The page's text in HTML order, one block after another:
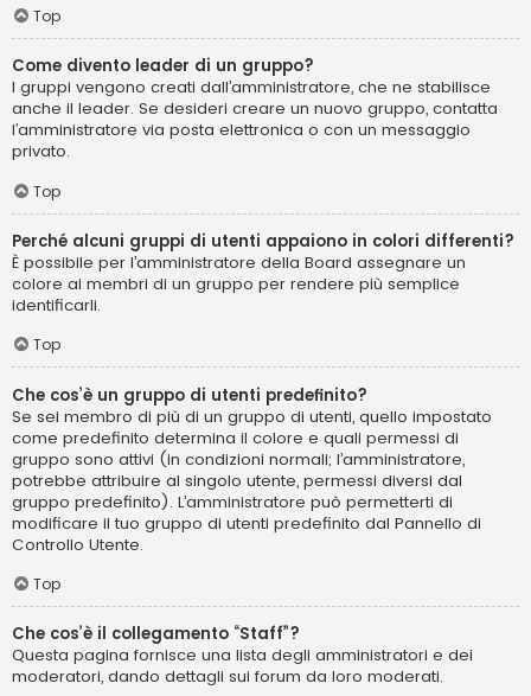
Top
Come divento leader di un gruppo?
I gruppi vengono creati dall’amministratore, che ne stabilisce
anche il leader. Se desideri creare un nuovo gruppo, contatta
l’amministratore via posta elettronica o con un messaggio
privato.
Top
Perché alcuni gruppi di utenti appaiono in colori differenti?
È possibile per l’amministratore della Board assegnare un
colore ai membri di un gruppo per rendere più semplice
identificarli.
Top
Che cos’è un gruppo di utenti predefinito?
Se sei membro di più di un gruppo di utenti, quello impostato
come predefinito determina il colore e quali permessi di
gruppo sono attivi (in condizioni normali; l’amministratore,
potrebbe attribuire al singolo utente, permessi diversi dal
gruppo predefinito). L’amministratore può permetterti di
modificare il tuo gruppo di utenti predefinito dal Pannello di
Controllo Utente.
Top
Che cos’è il collegamento “Staff”?
Questa pagina fornisce una lista degli amministratori e dei
moderatori, dando dettagli sui forum da loro moderati.